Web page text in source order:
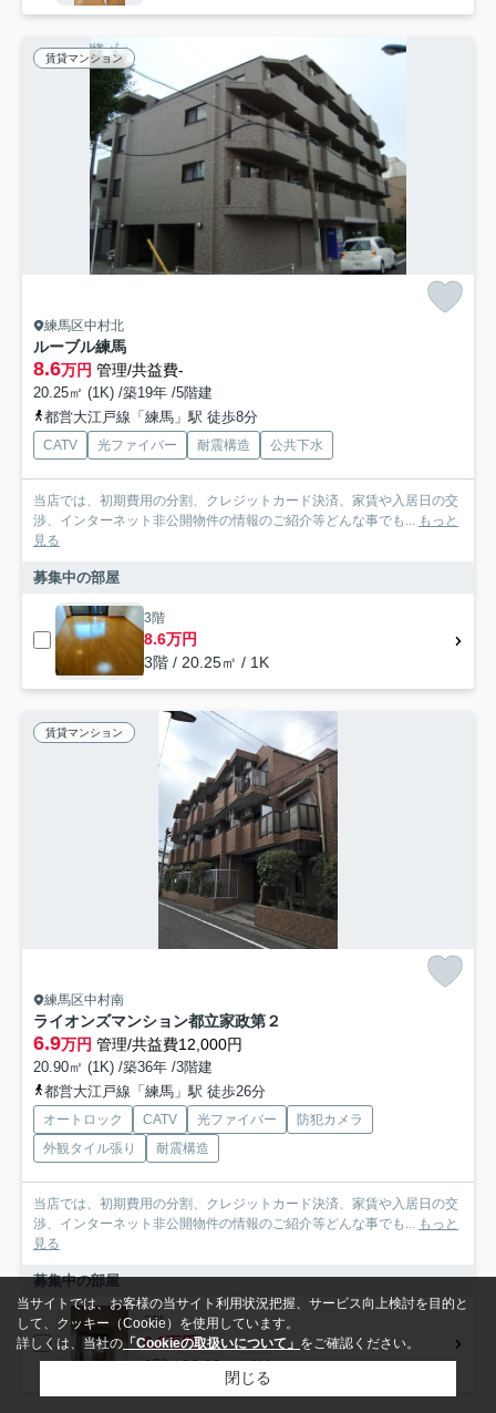
賃貸マンション
練馬区中村北
ルーブル練馬
8.6万円 管理/共益費-
20.25㎡ (1K) /築19年 /5階建
都営大江戸線「練馬」駅 徒歩8分
CATV 光ファイバー 耐震構造 公共下水
当店では、初期費用の分割、クレジットカード決済、家賃や入居日の交
渉、インターネット非公開物件の情報のご紹介等どんな事でも...
もっと
見る
募集中の部屋
3階
8.6万円
3階 / 20.25㎡ / 1K
賃貸マンション
練馬区中村南
ライオンズマンション都立家政第２
6.9万円 管理/共益費12,000円
20.90㎡ (1K) /築36年 /3階建
都営大江戸線「練馬」駅 徒歩26分
オートロック CATV 光ファイバー
防犯カメラ
外観タイル張り
耐震構造
当店では、初期費用の分割、クレジットカード決済、家賃や入居日の交
渉、インターネット非公開物件の情報のご紹介等どんな事でも...
もっと
見る
募集中の部屋
3階
6.9万円
3階 / 20.90㎡ / 1K
当サイトでは、お客様の当サイト利用状況把握、サービス向上検討を目的と
して、クッキー（Cookie）を使用しています。
詳しくは、当社の 「Cookieの取扱いについて」 をご確認ください。
閉じる